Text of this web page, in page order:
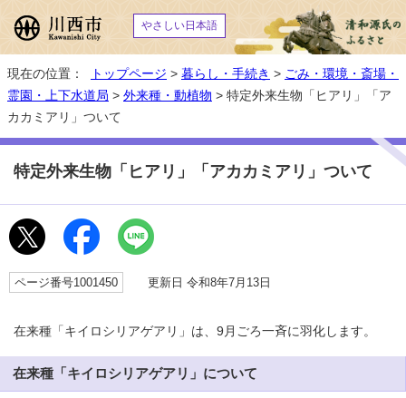
やさしい日本語
現在の位置： トップページ > 暮らし・手続き > ごみ・環境・斎場・
霊園・上下水道局 > 外来種・動植物 > 特定外来生物「ヒアリ」「ア
カカミアリ」ついて
特定外来生物「ヒアリ」「アカカミアリ」ついて
ページ番号1001450 更新日 令和8年7月13日
在来種「キイロシリアゲアリ」は、9月ごろ一斉に羽化します。
在来種「キイロシリアゲアリ」について